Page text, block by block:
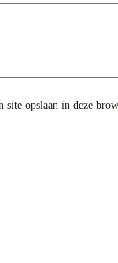
opslaan in deze